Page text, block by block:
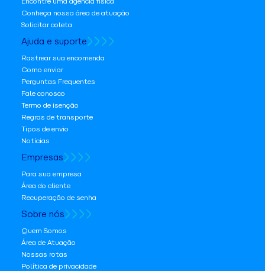
Conheça nossa área de atuação
Solicitar coleta
Ajuda e suporte
Rastrear sua encomenda
Como enviar
Perguntas Frequentes
Fale conosco
Termo de isenção
Regras de transporte
Tipos de envio
Notícias
Empresas
Para sua empresa
Área do cliente
Recuperação de senha
Sobre nós
Quem Somos
Área de Atuação
Nossas rotas
Política de privacidade